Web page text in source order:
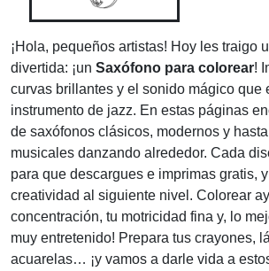
¡Hola, pequeños artistas! Hoy les traigo
divertida: ¡un Saxófono para colorear!
curvas brillantes y el sonido mágico que
instrumento de jazz. En estas páginas
de saxófonos clásicos, modernos y
musicales danzando alrededor. Cada
para que descargues e imprimas gratis,
creatividad al siguiente nivel. Colorear
concentración, tu motricidad fina y, lo
muy entretenido! Prepara tus crayones,
acuarelas… ¡y vamos a darle vida a